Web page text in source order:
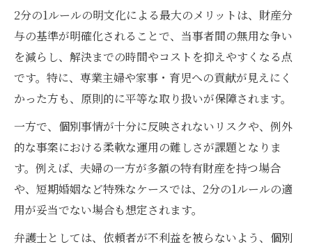
2分の1ルールの明文化による最大のメリットは、財産分
与の基準が明確化されることで、当事者間の無用な争い
を減らし、解決までの時間やコストを抑えやすくなる点
です。特に、専業主婦や家事・育児への貢献が見えにく
かった方も、原則的に平等な取り扱いが保障されます。
一方で、個別事情が十分に反映されないリスクや、例外
的な事案における柔軟な運用の難しさが課題となりま
す。例えば、夫婦の一方が多額の特有財産を持つ場合
や、短期婚姻など特殊なケースでは、2分の1ルールの適
用が妥当でない場合も想定されます。
弁護士としては、依頼者が不利益を被らないよう、個別